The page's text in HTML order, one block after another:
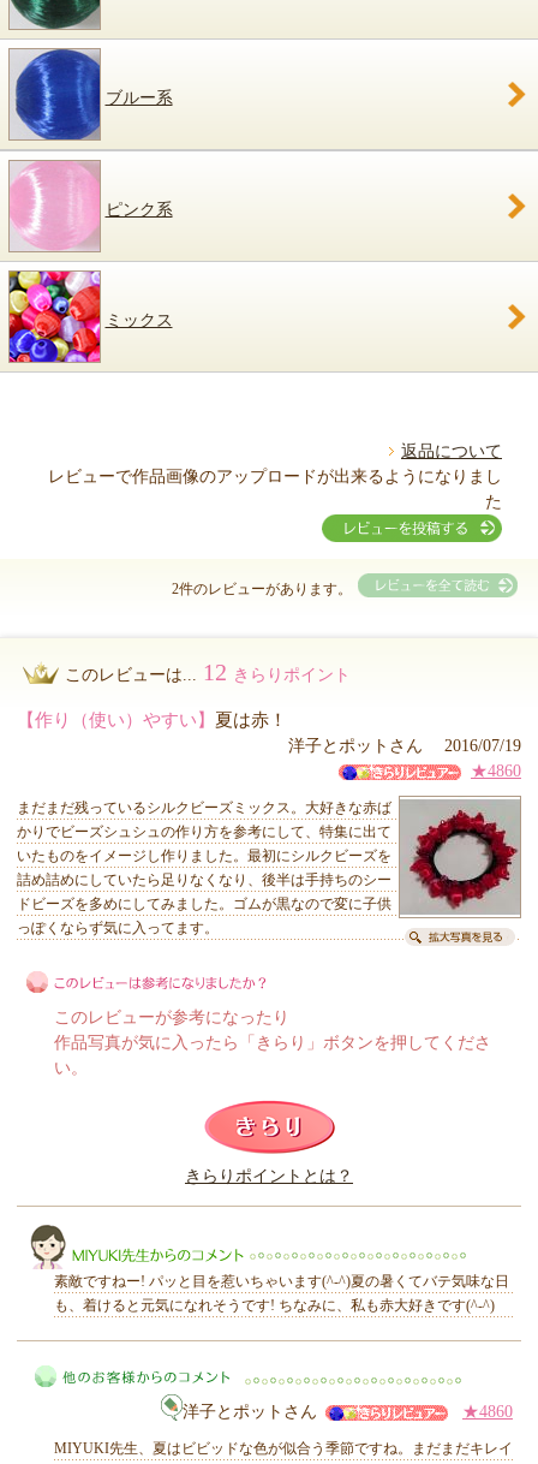
ブルー系
ピンク系
ミックス
返品について
レビューで作品画像のアップロードが出来るようになりまし
た
2件のレビューがあります。
このレビューは... 12 きらりポイント
【作り（使い）やすい】 夏は赤！
洋子とポットさん 2016/07/19
★4860
まだまだ残っているシルクビーズミックス。大好きな赤ば
かりでビーズシュシュの作り方を参考にして、特集に出て
いたものをイメージし作りました。最初にシルクビーズを
詰め詰めにしていたら足りなくなり、後半は手持ちのシー
ドビーズを多めにしてみました。ゴムが黒なので変に子供
っぽくならず気に入ってます。
このレビューは参考になりましたか？
このレビューが参考になったり
作品写真が気に入ったら「きらり」ボタンを押してくださ
い。
きらりポイントとは？
MIYUKI先生からのコメント
素敵ですねー! パッと目を惹いちゃいます(^-^)夏の暑くてバテ気味な日
も、着けると元気になれそうです! ちなみに、私も赤大好きです(^-^)
洋子とポットさん ★4860
MIYUKI先生、夏はビビッドな色が似合う季節ですね。まだまだキレイ